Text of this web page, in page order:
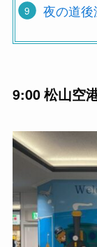
夜の道
9:00 松山空